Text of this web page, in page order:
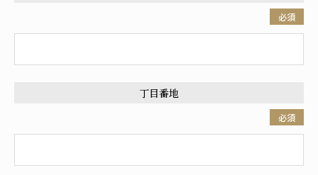
必須
丁目番地
必須